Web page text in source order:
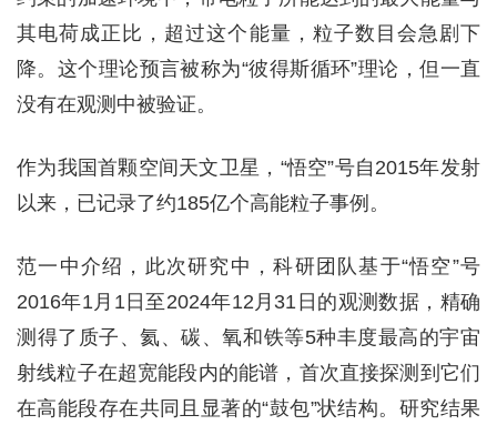
其电荷成正比，超过这个能量，粒子数目会急剧下
降。这个理论预言被称为“彼得斯循环”理论，但一直
没有在观测中被验证。
作为我国首颗空间天文卫星，“悟空”号自2015年发射
以来，已记录了约185亿个高能粒子事例。
范一中介绍，此次研究中，科研团队基于“悟空”号
2016年1月1日至2024年12月31日的观测数据，精确
测得了质子、氦、碳、氧和铁等5种丰度最高的宇宙
射线粒子在超宽能段内的能谱，首次直接探测到它们
在高能段存在共同且显著的“鼓包”状结构。研究结果